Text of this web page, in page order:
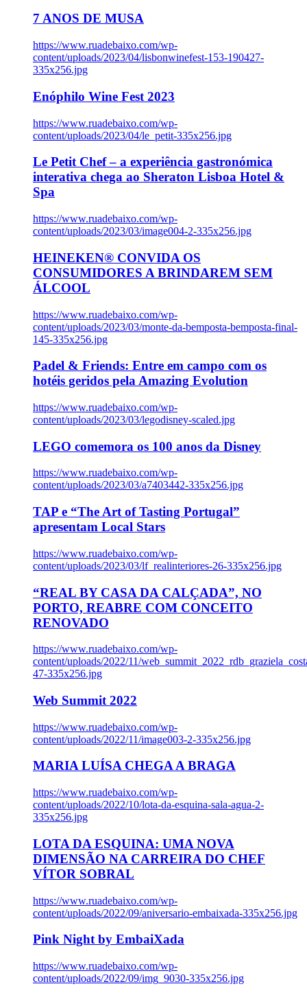
7 ANOS DE MUSA
https://www.ruadebaixo.com/wp-
content/uploads/2023/04/lisbonwinefest-153-190427-
335x256.jpg
Enóphilo Wine Fest 2023
https://www.ruadebaixo.com/wp-
content/uploads/2023/04/le_petit-335x256.jpg
Le Petit Chef – a experiência gastronómica
interativa chega ao Sheraton Lisboa Hotel &
Spa
https://www.ruadebaixo.com/wp-
content/uploads/2023/03/image004-2-335x256.jpg
HEINEKEN® CONVIDA OS
CONSUMIDORES A BRINDAREM SEM
ÁLCOOL
https://www.ruadebaixo.com/wp-
content/uploads/2023/03/monte-da-bemposta-bemposta-final-
145-335x256.jpg
Padel & Friends: Entre em campo com os
hotéis geridos pela Amazing Evolution
https://www.ruadebaixo.com/wp-
content/uploads/2023/03/legodisney-scaled.jpg
LEGO comemora os 100 anos da Disney
https://www.ruadebaixo.com/wp-
content/uploads/2023/03/a7403442-335x256.jpg
TAP e “The Art of Tasting Portugal”
apresentam Local Stars
https://www.ruadebaixo.com/wp-
content/uploads/2023/03/lf_realinteriores-26-335x256.jpg
“REAL BY CASA DA CALÇADA”, NO
PORTO, REABRE COM CONCEITO
RENOVADO
https://www.ruadebaixo.com/wp-
content/uploads/2022/11/
47-335x256.jpg
Web Summit 2022
https://www.ruadebaixo.com/wp-
content/uploads/2022/11/image003-2-335x256.jpg
MARIA LUÍSA CHEGA A BRAGA
https://www.ruadebaixo.com/wp-
content/uploads/2022/10/lota-da-esquina-sala-agua-2-
335x256.jpg
LOTA DA ESQUINA: UMA NOVA
DIMENSÃO NA CARREIRA DO CHEF
VÍTOR SOBRAL
https://www.ruadebaixo.com/wp-
content/uploads/2022/09/aniversario-embaixada-335x256.jpg
Pink Night by EmbaiXada
https://www.ruadebaixo.com/wp-
content/uploads/2022/09/img_9030-335x256.jpg